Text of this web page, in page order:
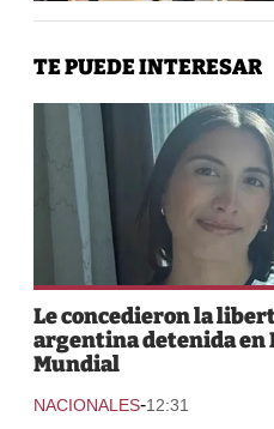
TE PUEDE INTERESAR
Le concedieron la
argentina detenida en
Mundial
NACIONALES-12:31